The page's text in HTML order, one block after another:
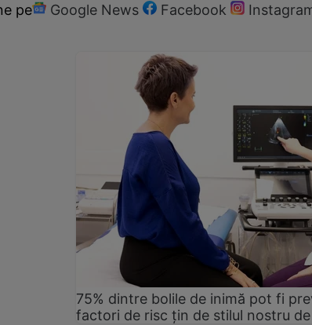
pe Google News Facebook
75% dintre bolile de inimă pot fi
factori de risc țin de stilul nostru de